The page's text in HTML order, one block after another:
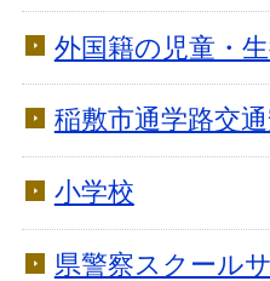
外国籍の児童・
稲敷市通学路交
小学校
県警察スクール